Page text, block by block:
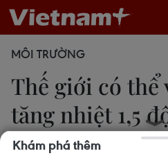
MÔI TRƯỜNG
Thế giới có thể
tăng nhiệt 1,5
2030
Khám phá thêm